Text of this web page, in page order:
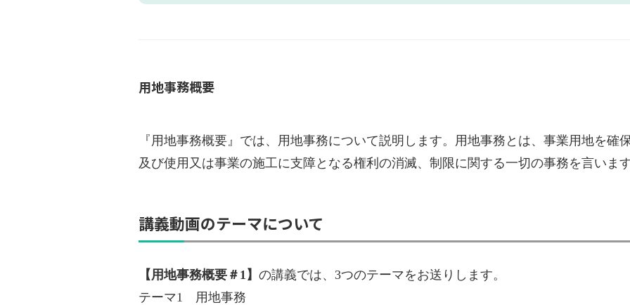
用地事務概要
『用地事務概要』では、用地事務について説明します。用地事務とは、事業用地を確
及び使用又は事業の施工に支障となる権利の消滅、制限に関する一切の事務を言いま
講義動画のテーマについて
【用地事務概要＃ 1 】 の講義では、 3つのテーマをお送りします。
テーマ1
用地事務